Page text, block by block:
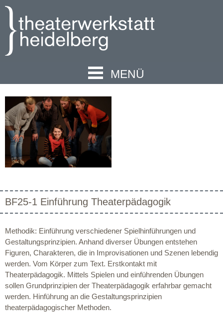
MENÜ
BF25-1 Einführung Theaterpädagogik
Methodik: Einführung verschiedener Spielhinführungen und
Gestaltungsprinzipien. Anhand diverser Übungen entstehen
Figuren, Charakteren, die in Improvisationen und Szenen lebendig
werden. Vom Körper zum Text. Erstkontakt mit
Theaterpädagogik. Mittels Spielen und einführenden Übungen
sollen Grundprinzipien der Theaterpädagogik erfahrbar gemacht
werden. Hinführung an die Gestaltungsprinzipien
theaterpädagogischer Methoden.